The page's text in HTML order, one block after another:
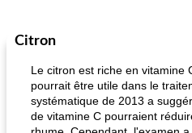
Citron
Le citron est riche en vitamine
pourrait être utile dans le
systématique de 2013 a
de vitamine C pourraient